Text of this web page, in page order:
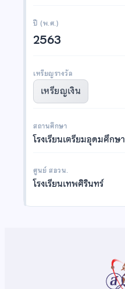
ปี (พ.ศ.)
2563
เหรียญรางวัล
เหรียญเงิน
สถานศึกษา
โรงเรียนเตรียมอุดมศึกษา
ศูนย์ สอวน.
โรงเรียนเทพศิรินทร์